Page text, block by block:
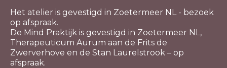
Het atelier is gevestigd in Zoetermeer NL - bezoek
op afspraak.
De Mind Praktijk is gevestigd in Zoetermeer NL,
Therapeuticum Aurum aan de Frits de
Zwerverhove en de Stan Laurelstrook – op
afspraak.